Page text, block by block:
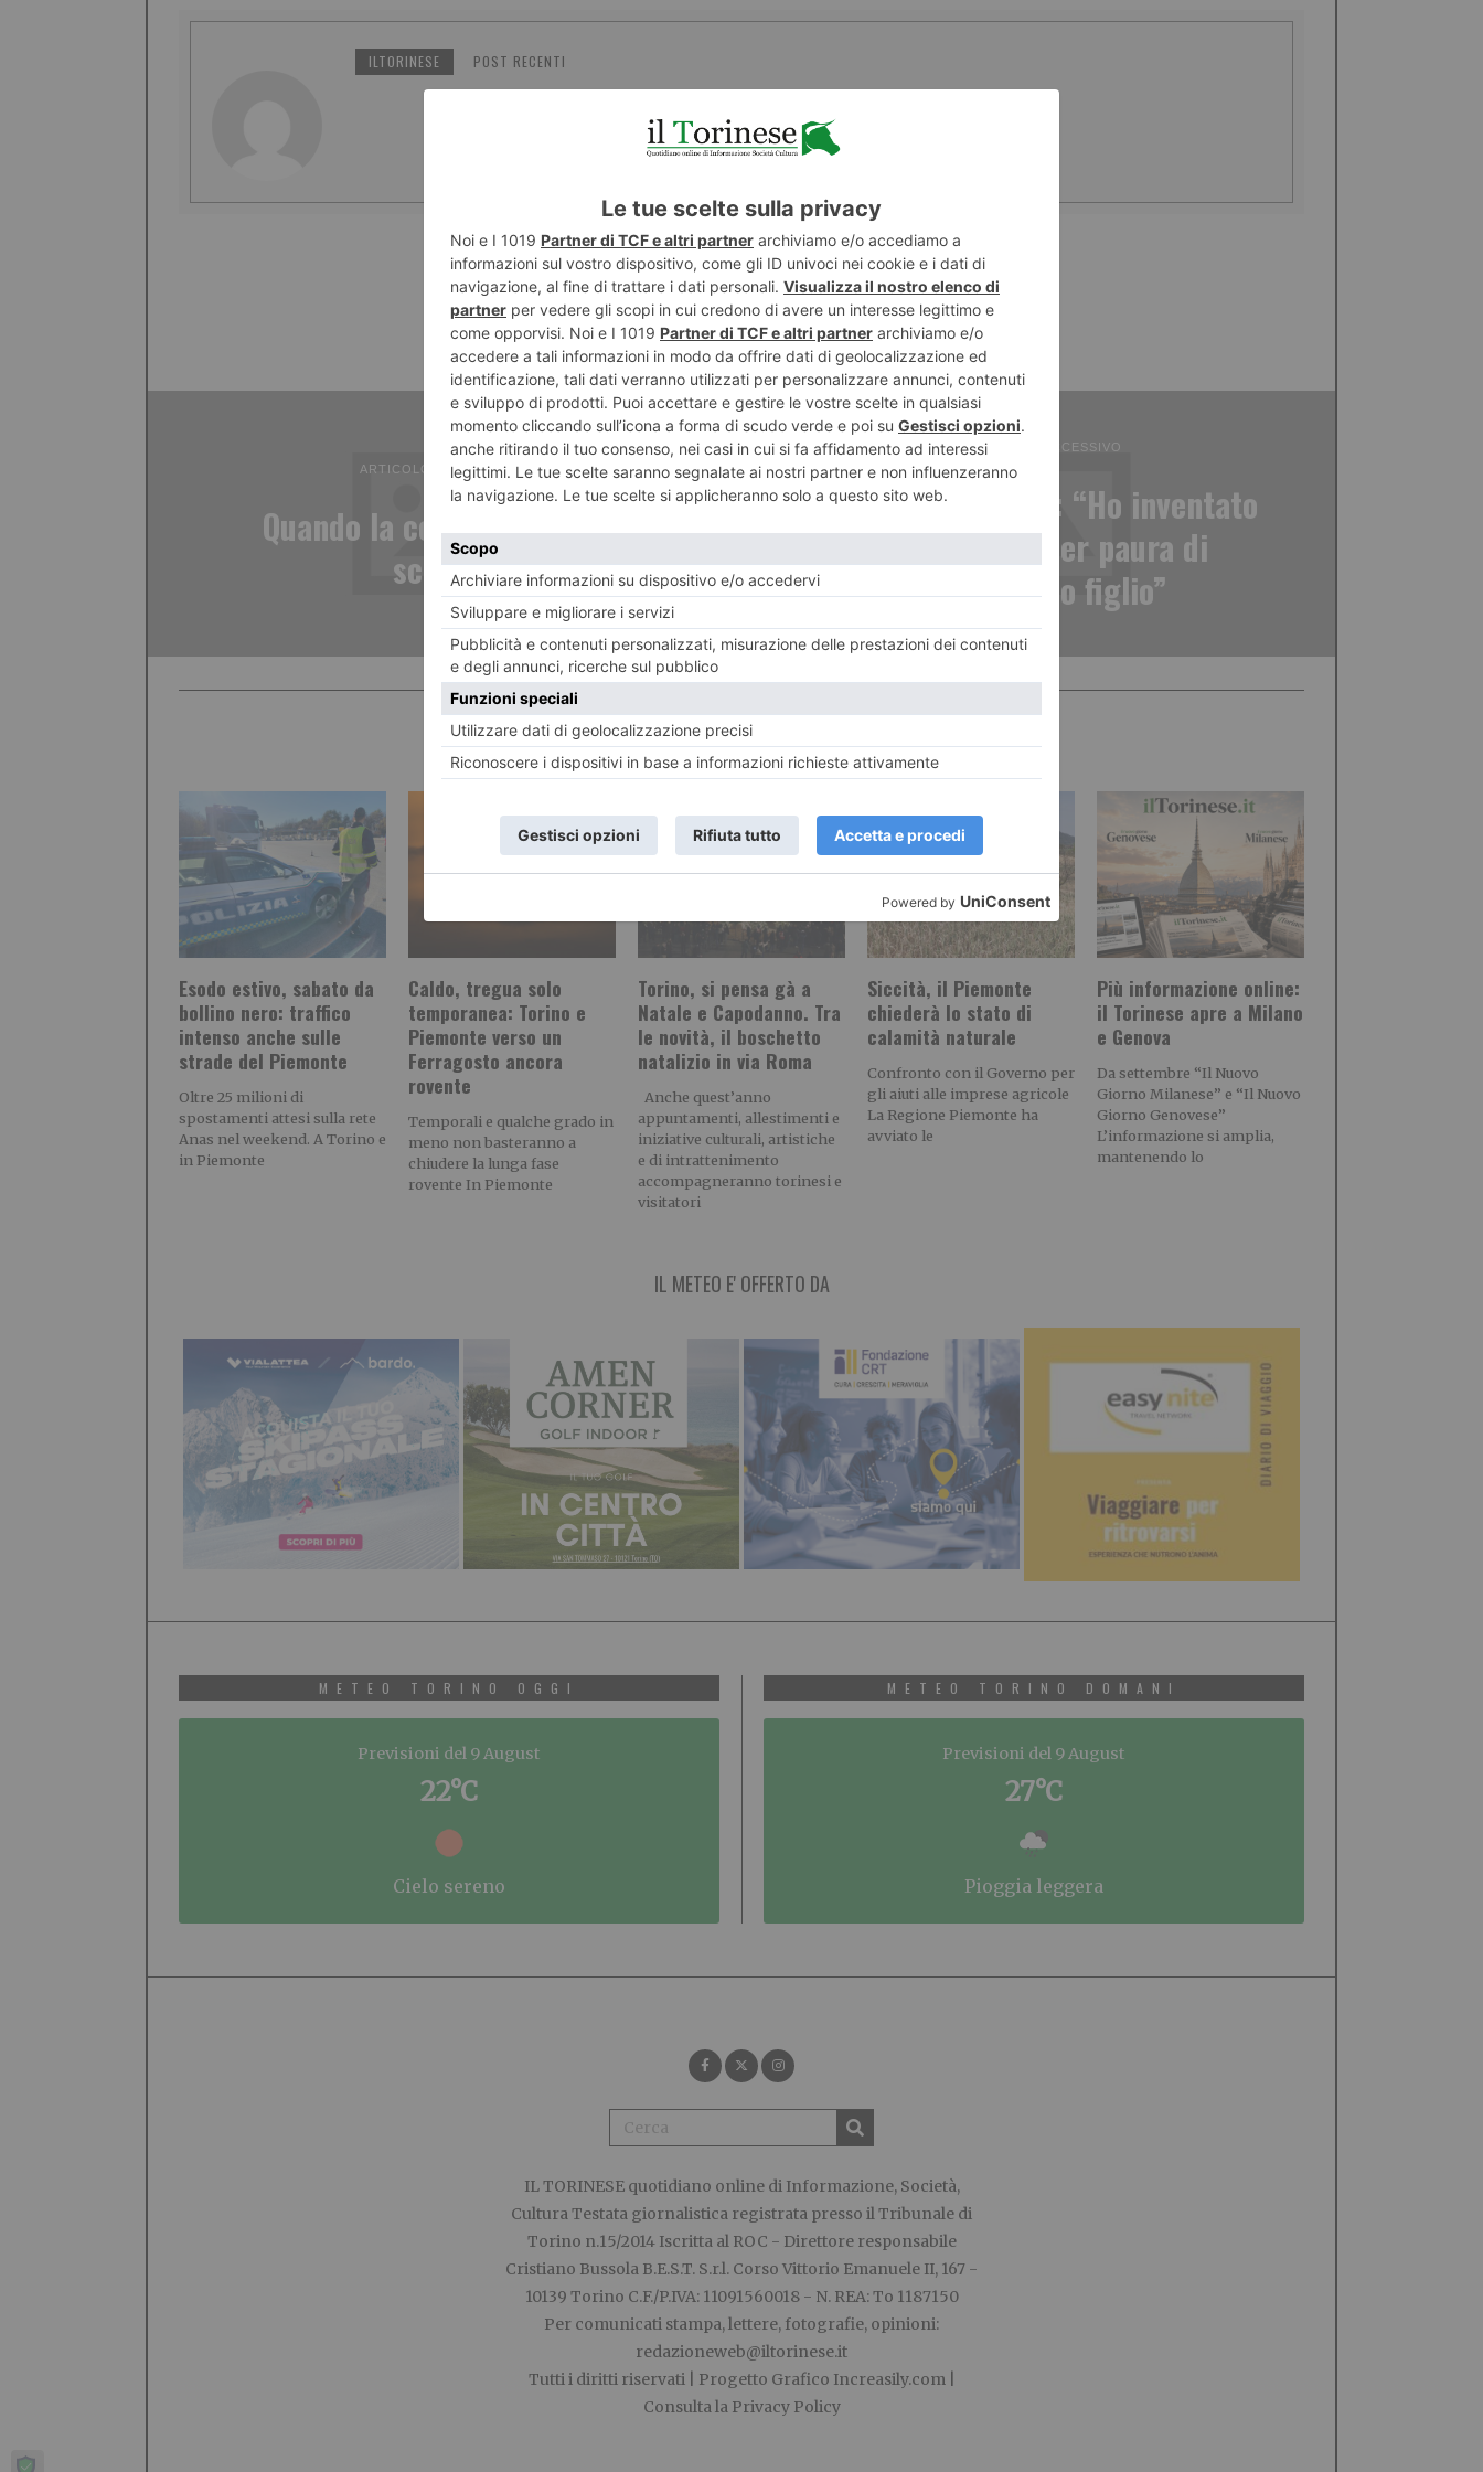
ILTORINESE POST RECENTI
ARTICOLO PRECEDENTE
Quando la coppia rischia lo
scoppio
ARTICOLO SUCCESSIVO
Il papà del bimbo: “Ho inventato
il rapimento per paura di
perdere mio figlio”
RECENTI:
Esodo estivo, sabato da
bollino nero: traffico
intenso anche sulle
strade del Piemonte
Oltre 25 milioni di
spostamenti attesi sulla rete
Anas nel weekend. A Torino e
in Piemonte
Caldo, tregua solo
temporanea: Torino e
Piemonte verso un
Ferragosto ancora
rovente
Temporali e qualche grado in
meno non basteranno a
chiudere la lunga fase
rovente In Piemonte
Torino, si pensa gà a
Natale e Capodanno. Tra
le novità, il boschetto
natalizio in via Roma
Anche quest’anno
appuntamenti, allestimenti e
iniziative culturali, artistiche
e di intrattenimento
accompagneranno torinesi e
visitatori
Siccità, il Piemonte
chiederà lo stato di
calamità naturale
Confronto con il Governo per
gli aiuti alle imprese agricole
La Regione Piemonte ha
avviato le
Più informazione online:
il Torinese apre a Milano
e Genova
Da settembre “Il Nuovo
Giorno Milanese” e “Il Nuovo
Giorno Genovese”
L’informazione si amplia,
mantenendo lo
IL METEO E' OFFERTO DA
METEO TORINO OGGI
Previsioni del 9 August
22°C
cielo sereno
METEO TORINO DOMANI
Previsioni del 9 August
27°C
pioggia leggera
IL TORINESEquotidiano online di Informazione, Società,
Cultura Testata giornalistica registrata presso il Tribunale di
Torino n.15/2014 Iscritta al ROC - Direttore responsabile
Cristiano Bussola B.E.S.T. S.r.l. Corso Vittorio Emanuele II, 167 -
10139 Torino C.F./P.IVA: 11091560018 - N. REA: To 1187150
Per comunicati stampa, lettere, fotografie, opinioni:
redazioneweb@iltorinese.it
Tutti i diritti riservati | Progetto Grafico Increasily.com|
Consulta la Privacy Policy